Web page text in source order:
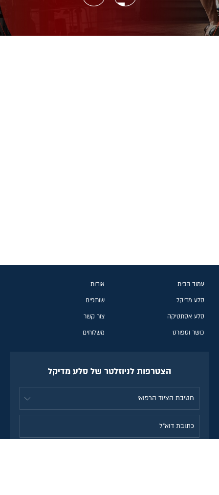
עמוד הבית אודות
סלע מדיקל שותפים
סלע אסתטיקה צור קשר
כושר וספורט משלוחים
הצטרפות לניוזלטר של סלע מדיקל